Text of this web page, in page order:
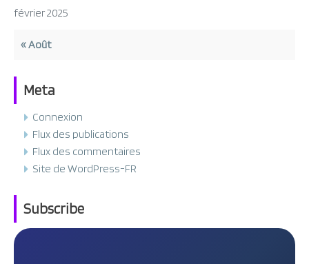
février 2025
« Août
Meta
Connexion
Flux des publications
Flux des commentaires
Site de WordPress-FR
Subscribe